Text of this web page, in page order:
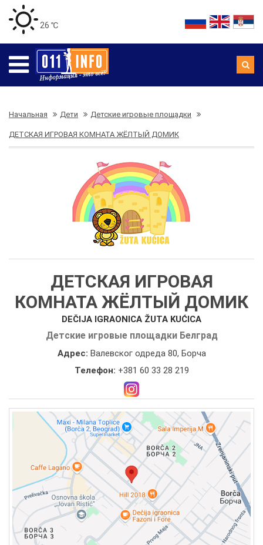
26 ℃
Начальная Дети Детские игровые площадки
ДЕТСКАЯ ИГРОВАЯ КОМНАТА ЖЁЛТЫЙ ДОМИК
ДЕТСКАЯ ИГРОВАЯ
КОМНАТА ЖЁЛТЫЙ ДОМИК
DEČIJA IGRAONICA ŽUTA KUĆICA
Детские игровые площадки Белград
Адрес: Валевског одреда 80, Борча
Телефон: +381 60 33 28 219